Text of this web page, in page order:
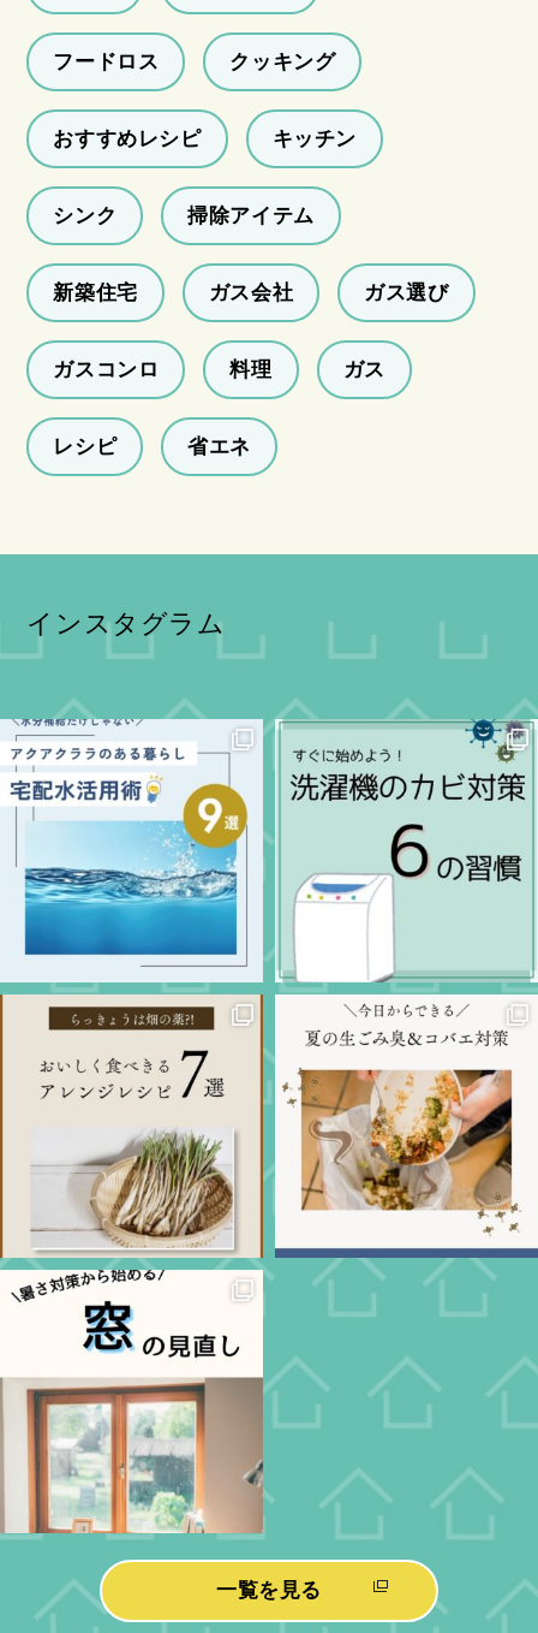
フードロス クッキング
おすすめレシピ キッチン
シンク 掃除アイテム
新築住宅 ガス会社 ガス選び
ガスコンロ 料理 ガス
レシピ 省エネ
インスタグラム
一覧を見る